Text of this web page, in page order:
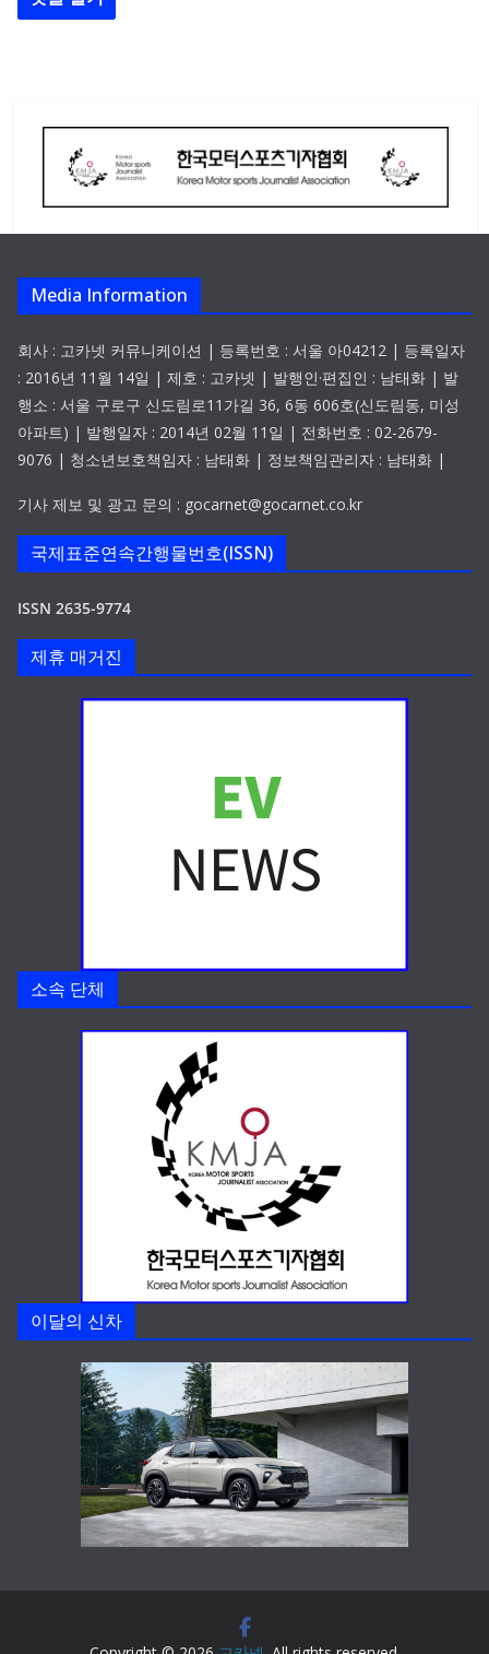
Media Information
회사 : 고카넷 커뮤니케이션 | 등록번호 : 서울 아04212 | 등록일자
: 2016년 11월 14일 | 제호 : 고카넷 | 발행인·편집인 : 남태화 | 발
행소 : 서울 구로구 신도림로11가길 36, 6동 606호(신도림동, 미성
아파트) | 발행일자 : 2014년 02월 11일 | 전화번호 : 02-2679-
9076 | 청소년보호책임자 : 남태화 | 정보책임관리자 : 남태화 |
기사 제보 및 광고 문의 : gocarnet@gocarnet.co.kr
국제표준연속간행물번호(ISSN)
ISSN 2635-9774
제휴 매거진
소속 단체
이달의 신차